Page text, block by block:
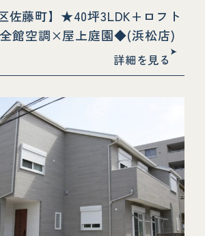
佐藤町】★40坪3LDK+ロフト
館空調×屋上庭園◆(浜松店)
詳細を見る